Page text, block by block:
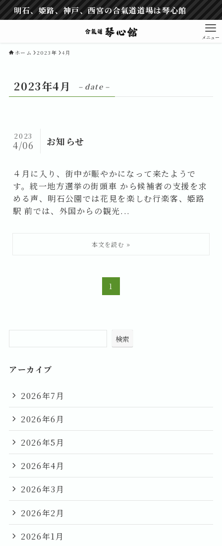
明石、姫路、神戸、西宮の合氣道道場は琴心館
メニュー
ホーム 2023年 4月
2023年4月 – date –
お知らせ
2023
4/06
４月に入り、街中が賑やかになって来たようで
す。統一地方選挙の街頭車 から候補者の支援を求
める声、明石公園では花見を楽しむ行楽客、姫路
駅 前では、外国からの観光...
1
検索
アーカイブ
2026年7月
2026年6月
2026年5月
2026年4月
2026年3月
2026年2月
2026年1月